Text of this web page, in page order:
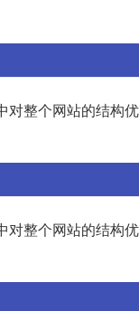
整个网站的结构
整个网站的结构